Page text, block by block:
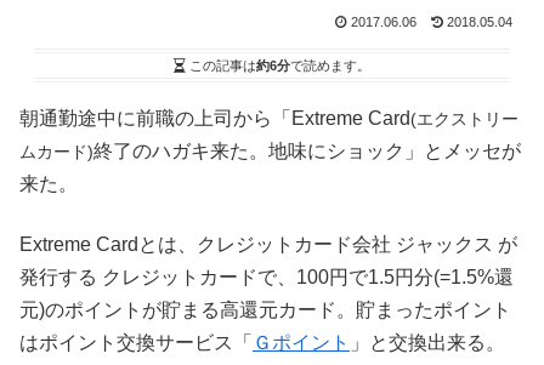
2017.06.06 2018.05.04
この記事は約6分で読めます。
朝通勤途中に前職の上司から「Extreme Card(エクストリー
ムカード)終了のハガキ来た。地味にショック」とメッセが
来た。
Extreme Cardとは、クレジットカード会社 ジャックス が
発行する クレジットカードで、100円で1.5円分(=1.5%還
元)のポイントが貯まる高還元カード。貯まったポイント
はポイント交換サービス「 Ｇポイント 」と交換出来る。